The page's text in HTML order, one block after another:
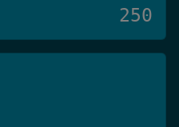
250